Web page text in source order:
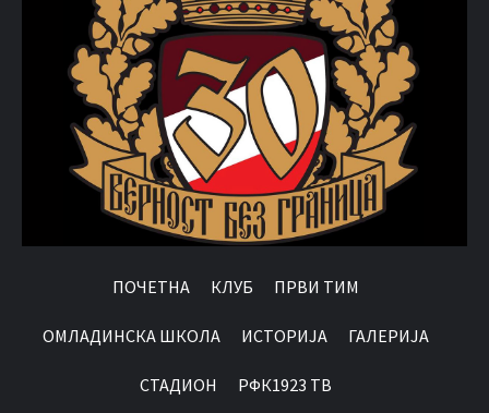
ПОЧЕТНА КЛУБ ПРВИ ТИМ
OМЛАДИНСКА ШКОЛА ИСТОРИЈА ГАЛЕРИЈА
СТАДИОН РФК1923 ТВ